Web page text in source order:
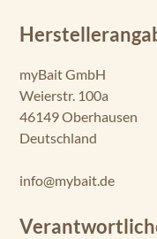
myBait GmbH
Weierstr. 100a
46149 Oberhausen
Deutschland
info@mybait.de